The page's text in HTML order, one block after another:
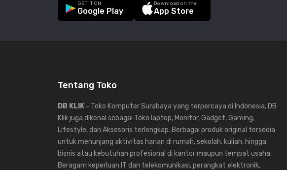
GET IT ON
Google Play
Download on the
App Store
Tentang Toko
DB KLIK - Toko Komputer Surabaya yang terpercaya di Indonesia, DB
Klik juga dikenal sebagai Toko laptop, Monitor, Gadget, Gaming,
Lifestyle, dan Aksesoris terlengkap. Berbagai produk original tersedia
untuk menunjang aktivitas harian di rumah, sekolah, kuliah, hingga
bisnis atau kebutuhan profesional di kantor maupun tempat usaha.
Beragam keperluan IT dan telekomunikasi, perangkat elektronik,